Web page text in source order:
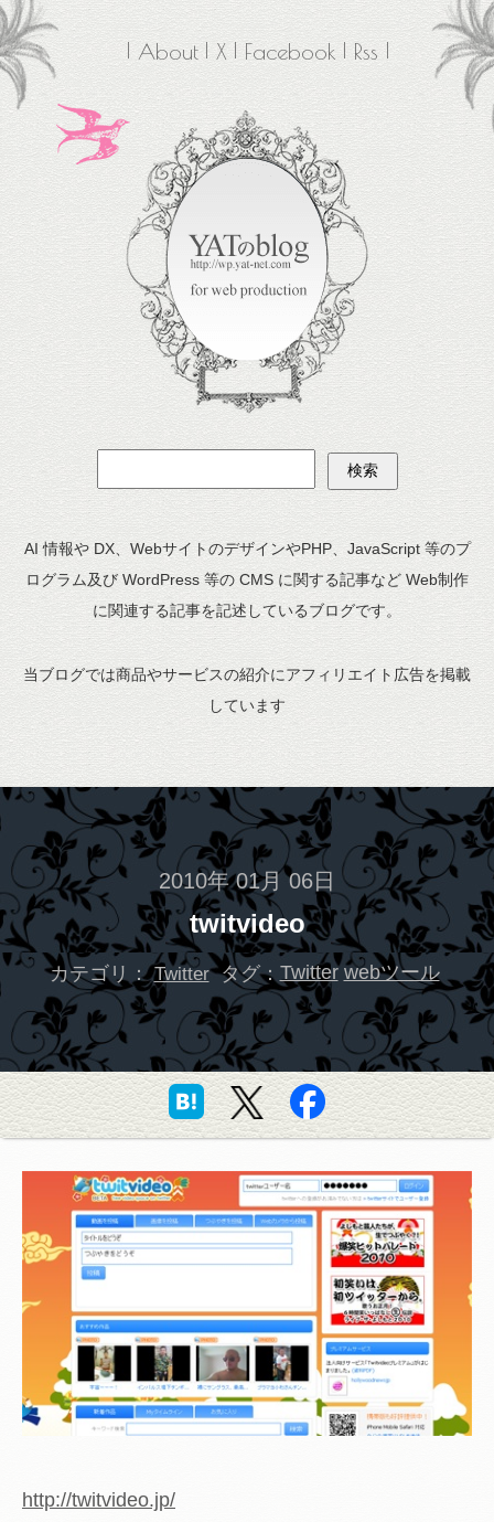
About X Facebook Rss
AI 情報や DX、WebサイトのデザインやPHP、JavaScript 等のプ
ログラム及び WordPress 等の CMS に関する記事など Web制作
に関連する記事を記述しているブログです。
当ブログでは商品やサービスの紹介にアフィリエイト広告を掲載
しています
2010年 01月 06日
twitvideo
カテゴリ： Twitter タグ： Twitter webツール
http://twitvideo.jp/